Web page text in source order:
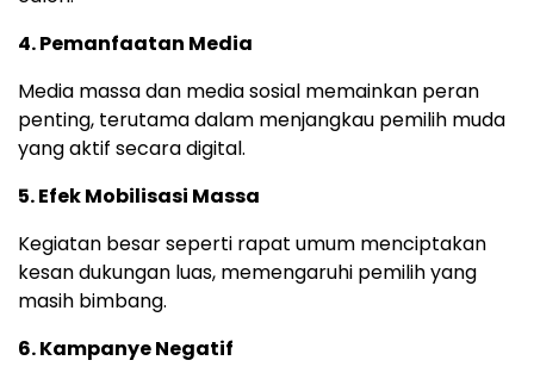
4. Pemanfaatan Media
Media massa dan media sosial memainkan peran
penting, terutama dalam menjangkau pemilih muda
yang aktif secara digital.
5. Efek Mobilisasi Massa
Kegiatan besar seperti rapat umum menciptakan
kesan dukungan luas, memengaruhi pemilih yang
masih bimbang.
6. Kampanye Negatif